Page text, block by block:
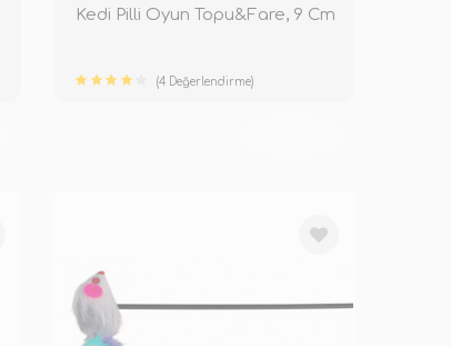
Kedi Pilli Oyun Topu&Fare, 9 Cm
(4 Değerlendirme)